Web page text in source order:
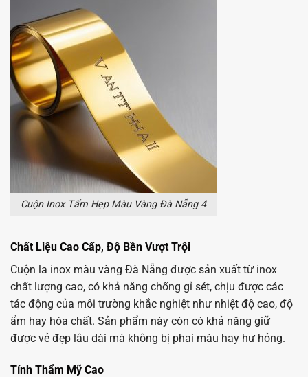
Cuộn Inox Tấm Hẹp Màu Vàng Đà Nẵng 4
Chất Liệu Cao Cấp, Độ Bền Vượt Trội
Cuộn la inox màu vàng Đà Nẵng được sản xuất từ inox
chất lượng cao, có khả năng chống gỉ sét, chịu được các
tác động của môi trường khắc nghiệt như nhiệt độ cao, độ
ẩm hay hóa chất. Sản phẩm này còn có khả năng giữ
được vẻ đẹp lâu dài mà không bị phai màu hay hư hỏng.
Tính Thẩm Mỹ Cao